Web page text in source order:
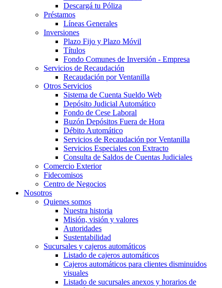
Descargá tu Póliza
Préstamos
Líneas Generales
Inversiones
Plazo Fijo y Plazo Móvil
Títulos
Fondo Comunes de Inversión - Empresa
Servicios de Recaudación
Recaudación por Ventanilla
Otros Servicios
Sistema de Cuenta Sueldo Web
Depósito Judicial Automático
Fondo de Cese Laboral
Buzón Depósitos Fuera de Hora
Débito Automático
Servicios de Recaudación por Ventanilla
Servicios Especiales con Extracto
Consulta de Saldos de Cuentas Judiciales
Comercio Exterior
Fidecomisos
Centro de Negocios
Nosotros
Quienes somos
Nuestra historia
Misión, visión y valores
Autoridades
Sustentabilidad
Sucursales y cajeros automáticos
Listado de cajeros automáticos
Cajeros automáticos para clientes disminuidos
visuales
Listado de sucursales anexos y horarios de